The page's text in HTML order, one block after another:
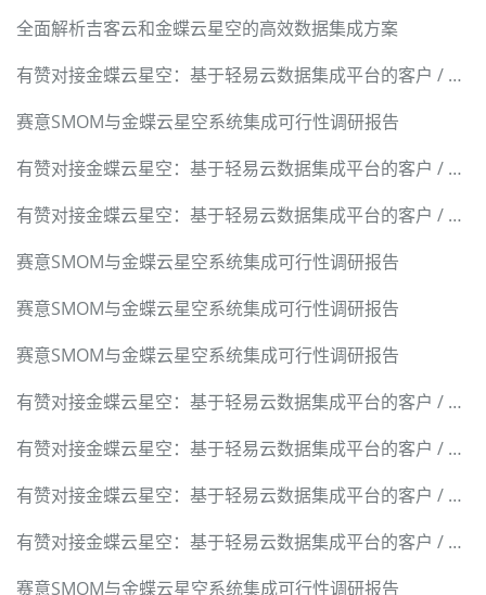
全面解析吉客云和金蝶云星空的高效数据集成方案
有赞对接金蝶云星空：基于轻易云数据集成平台的客户 / 商品 / 订单 / 退货 / 积分全链路技术实现
赛意SMOM与金蝶云星空系统集成可行性调研报告
有赞对接金蝶云星空：基于轻易云数据集成平台的客户 / 商品 / 订单 / 退货 / 积分全链路技术实现
有赞对接金蝶云星空：基于轻易云数据集成平台的客户 / 商品 / 订单 / 退货 / 积分全链路技术实现
赛意SMOM与金蝶云星空系统集成可行性调研报告
赛意SMOM与金蝶云星空系统集成可行性调研报告
赛意SMOM与金蝶云星空系统集成可行性调研报告
有赞对接金蝶云星空：基于轻易云数据集成平台的客户 / 商品 / 订单 / 退货 / 积分全链路技术实现
有赞对接金蝶云星空：基于轻易云数据集成平台的客户 / 商品 / 订单 / 退货 / 积分全链路技术实现
有赞对接金蝶云星空：基于轻易云数据集成平台的客户 / 商品 / 订单 / 退货 / 积分全链路技术实现
有赞对接金蝶云星空：基于轻易云数据集成平台的客户 / 商品 / 订单 / 退货 / 积分全链路技术实现
赛意SMOM与金蝶云星空系统集成可行性调研报告